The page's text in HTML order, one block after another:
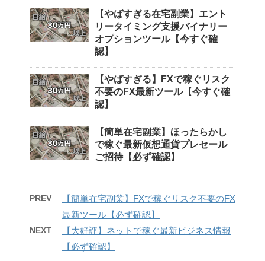
【やばすぎる在宅副業】エント
リータイミング支援バイナリー
オプションツール【今すぐ確
認】
【やばすぎる】FXで稼ぐリスク
不要のFX最新ツール【今すぐ確
認】
【簡単在宅副業】ほったらかし
で稼ぐ最新仮想通貨プレセール
ご招待【必ず確認】
PREV
【簡単在宅副業】FXで稼ぐリスク不要のFX
最新ツール【必ず確認】
NEXT
【大好評】ネットで稼ぐ最新ビジネス情報
【必ず確認】